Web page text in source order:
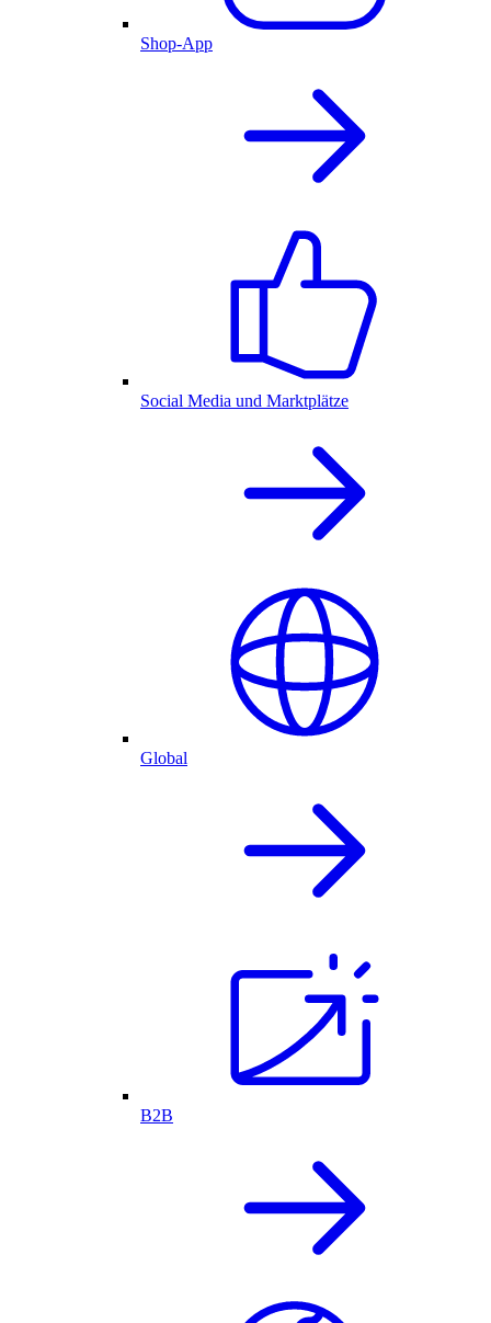
Shop-App
Social Media und Marktplätze
Global
B2B